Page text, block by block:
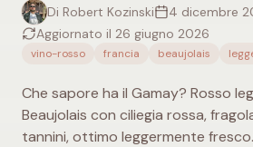
Di Robert Kozinski
4 dicembre
Aggiornato il 26 giugno 2026
vino-rosso francia beaujolais
Che sapore ha il Gamay? Rosso
Beaujolais con ciliegia rossa,
tannini, ottimo leggermente fresco.